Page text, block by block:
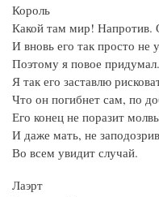
Король
Какой там мир! Напротив.
И вновь его так просто не
Поэтому я повое придумал.
Я так его заставлю
Что он погибнет сам, по
Его конец не поразит
И даже мать, не
Во всем увидит случай.
Лаэрт